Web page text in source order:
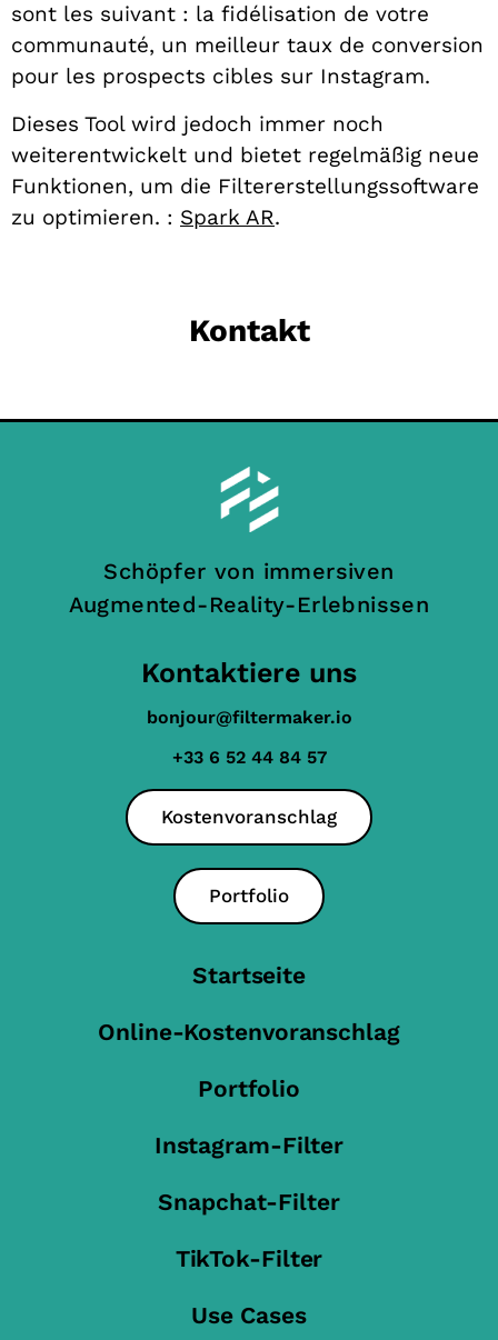
sont les suivant : la fidélisation de votre
communauté, un meilleur taux de conversion
pour les prospects cibles sur Instagram.
Dieses Tool wird jedoch immer noch
weiterentwickelt und bietet regelmäßig neue
Funktionen, um die Filtererstellungssoftware
zu optimieren. : Spark AR.
Kontakt
Schöpfer von immersiven
Augmented-Reality-Erlebnissen
Kontaktiere uns
bonjour@filtermaker.io
+33 6 52 44 84 57
Kostenvoranschlag
Portfolio
Startseite
Online-Kostenvoranschlag
Portfolio
Instagram-Filter
Snapchat-Filter
TikTok-Filter
Use Cases